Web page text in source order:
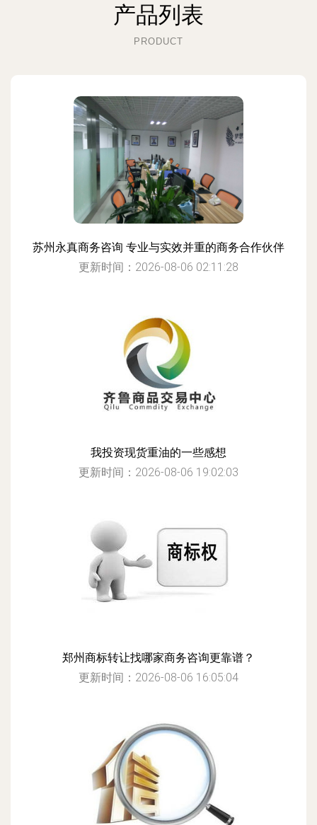
产品列表
PRODUCT
苏州永真商务咨询 专业与实效并重的商务合作伙伴
更新时间：2026-08-06 02:11:28
我投资现货重油的一些感想
更新时间：2026-08-06 19:02:03
郑州商标转让找哪家商务咨询更靠谱？
更新时间：2026-08-06 16:05:04